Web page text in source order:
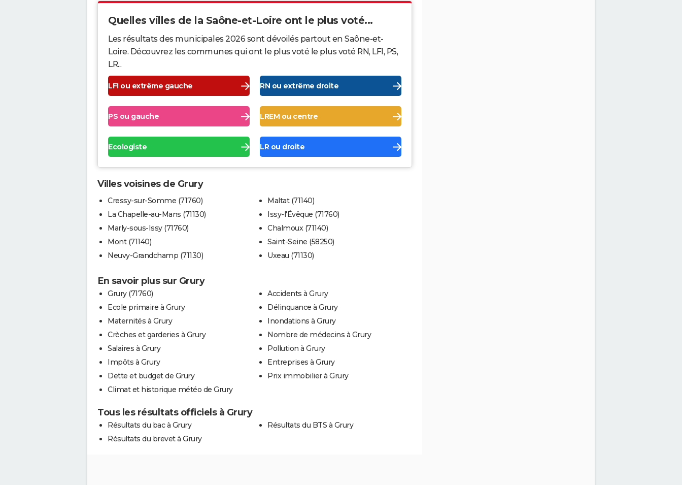
Quelles villes de la Saône-et-Loire ont le plus voté...
Les résultats des municipales 2026 sont dévoilés partout en Saône-et-
Loire. Découvrez les communes qui ont le plus voté le plus voté RN, LFI, PS,
LR...
LFI ou extrême gauche RN ou extrême droite
PS ou gauche LREM ou centre
Ecologiste LR ou droite
Villes voisines de Grury
Cressy-sur-Somme (71760)
La Chapelle-au-Mans (71130)
Marly-sous-Issy (71760)
Mont (71140)
Neuvy-Grandchamp (71130)
Maltat (71140)
Issy-l'Évêque (71760)
Chalmoux (71140)
Saint-Seine (58250)
Uxeau (71130)
En savoir plus sur Grury
Grury (71760)
Ecole primaire à Grury
Maternités à Grury
Crèches et garderies à Grury
Salaires à Grury
Impôts à Grury
Dette et budget de Grury
Climat et historique météo de Grury
Accidents à Grury
Délinquance à Grury
Inondations à Grury
Nombre de médecins à Grury
Pollution à Grury
Entreprises à Grury
Prix immobilier à Grury
Tous les résultats officiels à Grury
Résultats du bac à Grury
Résultats du brevet à Grury
Résultats du BTS à Grury